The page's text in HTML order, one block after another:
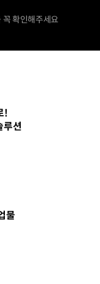
꼭 확인해주세요
!
루션
물